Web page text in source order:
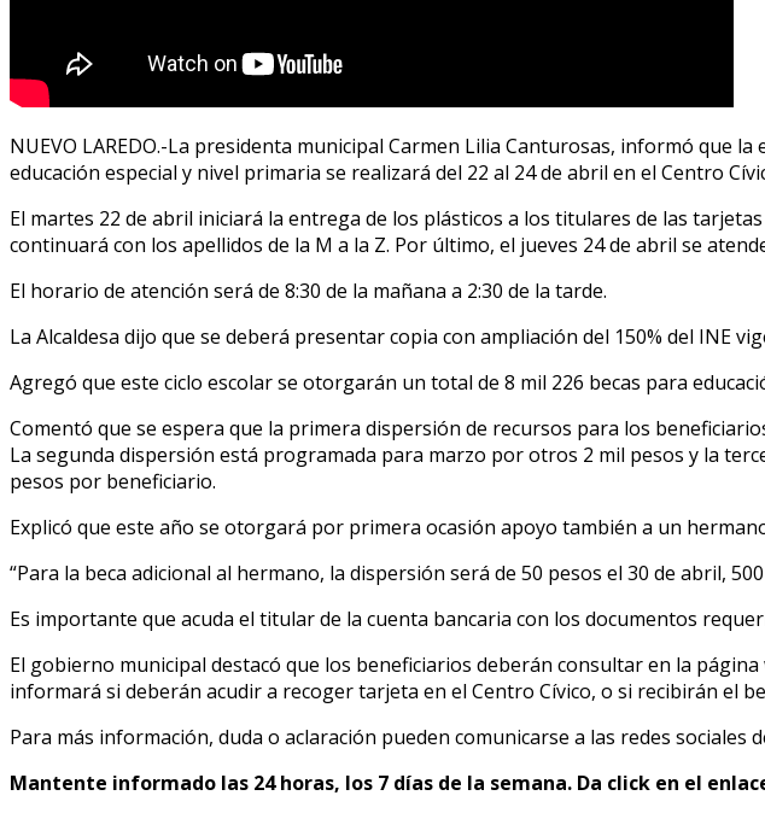
NUEVO LAREDO.-La presidenta municipal Carmen Lilia Canturosas, informó que
educación especial y nivel primaria se realizará del 22 al 24 de abril en el Centro
El martes 22 de abril iniciará la entrega de los plásticos a los titulares de las
continuará con los apellidos de la M a la Z. Por último, el jueves 24 de abril se
El horario de atención será de 8:30 de la mañana a 2:30 de la tarde.
La Alcaldesa dijo que se deberá presentar copia con ampliación del 150% del INE
Agregó que este ciclo escolar se otorgarán un total de 8 mil 226 becas para
Comentó que se espera que la primera dispersión de recursos para los
La segunda dispersión está programada para marzo por otros 2 mil pesos y la
pesos por beneficiario.
Explicó que este año se otorgará por primera ocasión apoyo también a un
“Para la beca adicional al hermano, la dispersión será de 50 pesos el 30 de abril,
Es importante que acuda el titular de la cuenta bancaria con los documentos
El gobierno municipal destacó que los beneficiarios deberán consultar en la
informará si deberán acudir a recoger tarjeta en el Centro Cívico, o si recibirán el
Para más información, duda o aclaración pueden comunicarse a las redes sociales
Mantente informado las 24 horas, los 7 días de la semana. Da click en el